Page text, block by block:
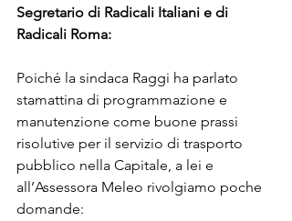
Segretario di Radicali Italiani e di
Radicali Roma:
Poiché la sindaca Raggi ha parlato
stamattina di programmazione e
manutenzione come buone prassi
risolutive per il servizio di trasporto
pubblico nella Capitale, a lei e
all’Assessora Meleo rivolgiamo poche
domande: